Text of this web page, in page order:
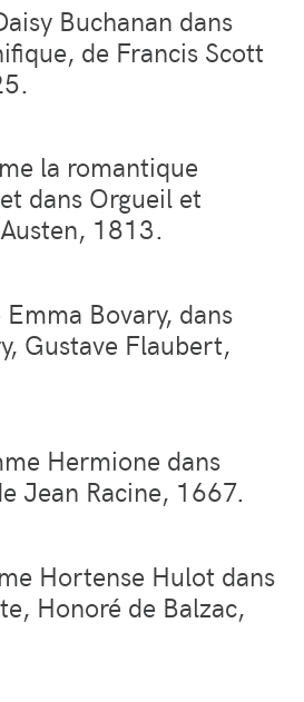
Buchanan dans
de Francis Scott
la romantique
dans Orgueil et
1813.
Bovary, dans
Gustave Flaubert,
Hermione dans
Jean Racine, 1667.
Hortense Hulot dans
Honoré de Balzac,